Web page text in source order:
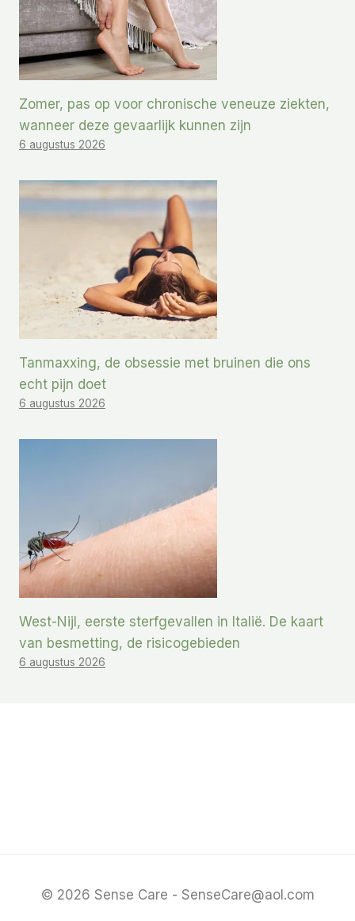
Zomer, pas op voor chronische veneuze ziekten,
wanneer deze gevaarlijk kunnen zijn
6 augustus 2026
Tanmaxxing, de obsessie met bruinen die ons
echt pijn doet
6 augustus 2026
West-Nijl, eerste sterfgevallen in Italië. De kaart
van besmetting, de risicogebieden
6 augustus 2026
© 2026 Sense Care - SenseCare@aol.com